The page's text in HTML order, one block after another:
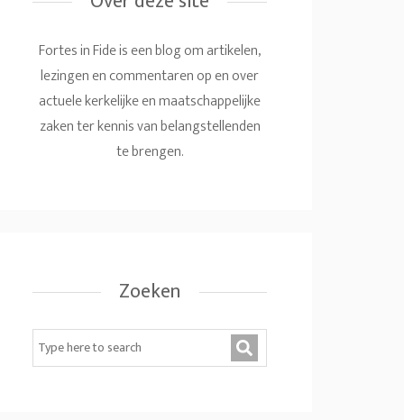
Fortes in Fide is een blog om artikelen,
lezingen en commentaren op en over
actuele kerkelijke en maatschappelijke
zaken ter kennis van belangstellenden
te brengen.
Zoeken